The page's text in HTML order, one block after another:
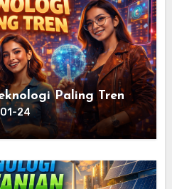
Paling Tren
24